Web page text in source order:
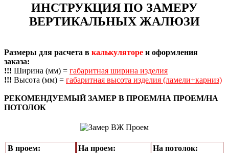
ИНСТРУКЦИЯ ПО ЗАМЕРУ
ВЕРТИКАЛЬНЫХ ЖАЛЮЗИ
Размеры для расчета в калькуляторе и оформления
заказа:
!!! Ширина (мм) = габаритная ширина изделия
!!! Высота (мм) = габаритная высота изделия (ламели+карниз)
РЕКОМЕНДУЕМЫЙ ЗАМЕР В ПРОЕМ/НА ПРОЕМ/НА
ПОТОЛОК
В проем: На проем:
На потолок: